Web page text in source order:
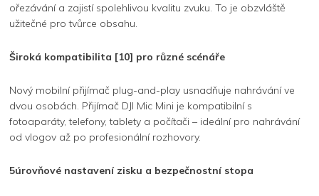
ořezávání a zajistí spolehlivou kvalitu zvuku. To je obzvláště
užitečné pro tvůrce obsahu.
Široká kompatibilita [10] pro různé scénáře
Nový mobilní přijímač plug-and-play usnadňuje nahrávání ve
dvou osobách. Přijímač DJI Mic Mini je kompatibilní s
fotoaparáty, telefony, tablety a počítači – ideální pro nahrávání
od vlogov až po profesionální rozhovory.
5úrovňové nastavení zisku a bezpečnostní stopa